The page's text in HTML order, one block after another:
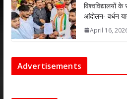
विश्वविद्यालयों
आंदोलन- वर्धन
April 16,
Advertisements